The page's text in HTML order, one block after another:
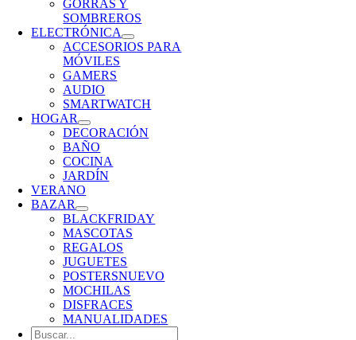
GORRAS Y
SOMBREROS
ELECTRÓNICA
ACCESORIOS PARA
MÓVILES
GAMERS
AUDIO
SMARTWATCH
HOGAR
DECORACIÓN
BAÑO
COCINA
JARDÍN
VERANO
BAZAR
BLACKFRIDAY
MASCOTAS
REGALOS
JUGUETES
POSTERSNUEVO
MOCHILAS
DISFRACES
MANUALIDADES
Buscar: